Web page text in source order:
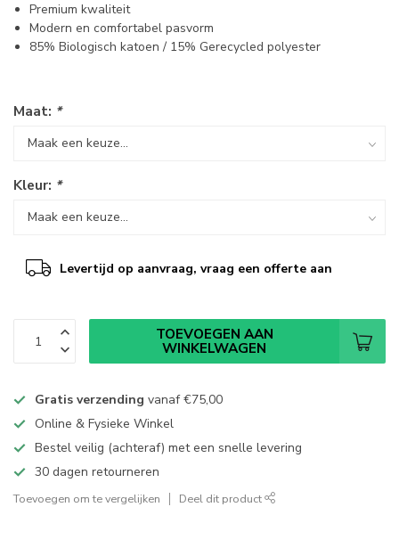
Premium kwaliteit
Modern en comfortabel pasvorm
85% Biologisch katoen / 15% Gerecycled polyester
Maat: *
Kleur: *
Levertijd op aanvraag, vraag een offerte aan
TOEVOEGEN AAN
WINKELWAGEN
Gratis verzending vanaf€75,00
Online & Fysieke Winkel
Bestel veilig (achteraf) met een snelle levering
30 dagen retourneren
Toevoegen om te vergelijken Deel dit product